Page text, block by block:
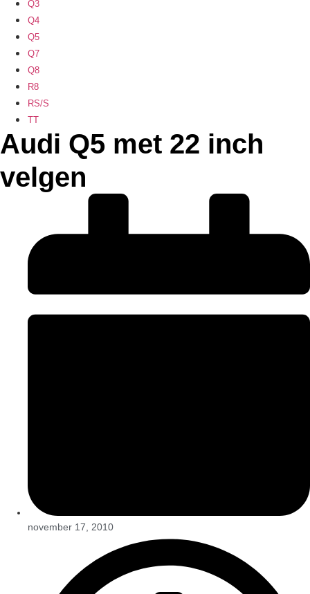
Q3
Q4
Q5
Q7
Q8
R8
RS/S
TT
Audi Q5 met 22 inch
velgen
november 17, 2010